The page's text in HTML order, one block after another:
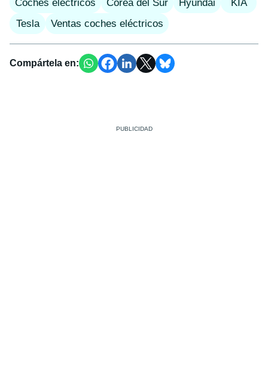
Coches eléctricos Corea del Sur Hyundai
KIA
Tesla
Ventas coches eléctricos
Compártela en: